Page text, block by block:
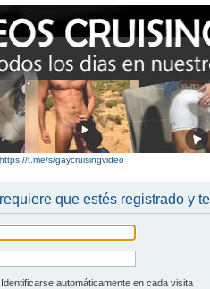
t.me/s/gaycruisingvideo
que estés registrado y
Identificarse automáticamente en cada visita